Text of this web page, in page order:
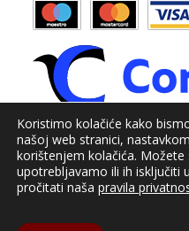
©
Izrada web
Koristimo kolačiće kako
našoj web stranici,
korištenjem kolačića.
upotrebljavamo ili ih isključiti u
pročitati naša pravila